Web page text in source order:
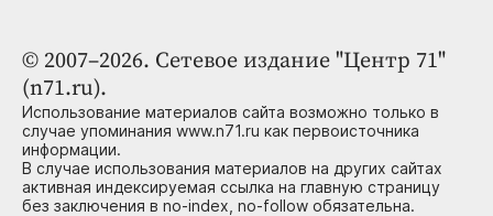
© 2007–2026. Сетевое издание "Центр 71"
(n71.ru).
Использование материалов сайта возможно только в
случае упоминания www.n71.ru как первоисточника
информации.
В случае использования материалов на других сайтах
активная индексируемая ссылка на главную страницу
без заключения в no-index, no-follow обязательна.